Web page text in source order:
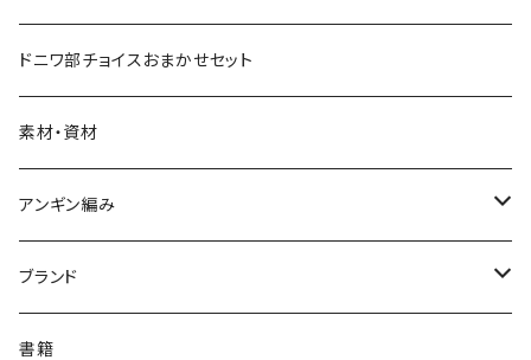
ランチバッグ
ランチョンマット
ミラー
レターセット・カード・ラッピング
マスキングテープ
ポストカード
ポチ袋・封筒・平袋
付箋
中
おしゃれメガネDX
おしゃれメガネ作りキット
ピアス・イヤリング
ピンズ
ブローチ
ネクタイピン
ネックレス
ドニワ部チョイスおまかせセット
素材・資材
アンギン編み
アンギン編み機1weekレンタル
選べるたて糸・横糸セット
ブランド
ドニワ部オリジナル
書籍